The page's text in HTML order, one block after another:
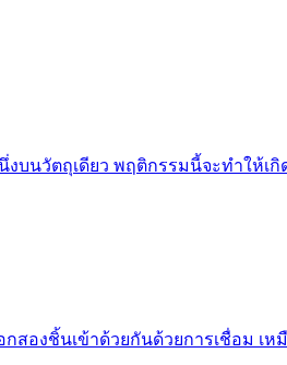
งบนวัตถุเดียว พฤติกรรมนี้จะทำใ
กสองชิ้นเข้าด้วยกันด้วยการเชื่อม